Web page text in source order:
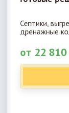
Септики,
дренажные
от 22